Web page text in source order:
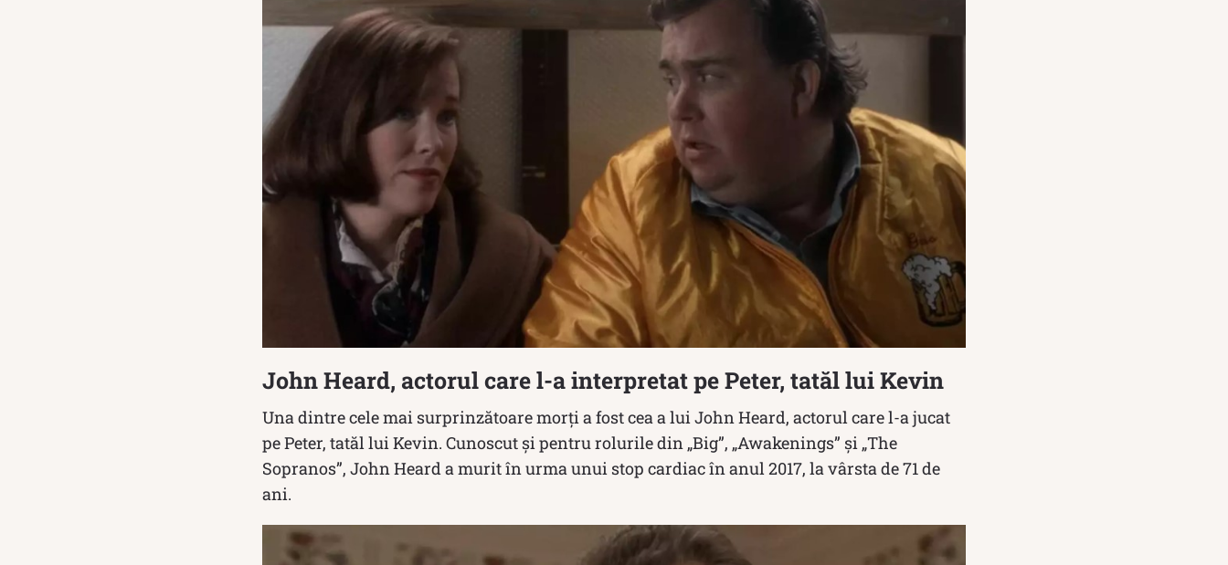
John Heard, actorul care l-a interpretat pe Peter, tatăl lui Kevin
Una dintre cele mai surprinzătoare morți a fost cea a lui John Heard, actorul care l-a jucat
pe Peter, tatăl lui Kevin. Cunoscut și pentru rolurile din „Big”, „Awakenings” și „The
Sopranos”, John Heard a murit în urma unui stop cardiac în anul 2017, la vârsta de 71 de
ani.